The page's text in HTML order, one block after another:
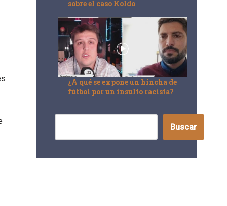
sobre el caso Koldo
¿A qué se expone un hincha de
fútbol por un insulto racista?
Buscar